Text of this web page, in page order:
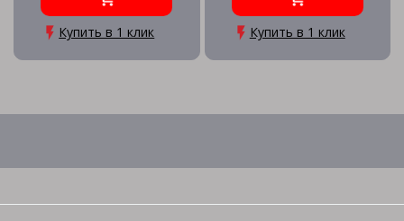
Купить в 1 клик Купить в 1 клик